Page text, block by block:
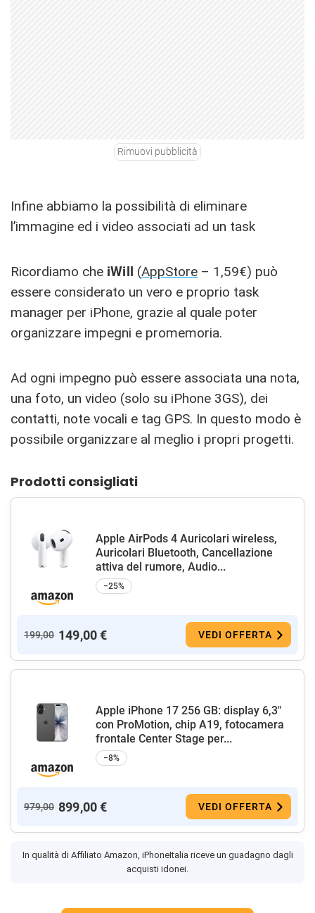
Rimuovi pubblicità
Infine abbiamo la possibilità di eliminare
l’immagine ed i video associati ad un task
Ricordiamo che iWill (AppStore – 1,59€) può
essere considerato un vero e proprio task
manager per iPhone, grazie al quale poter
organizzare impegni e promemoria.
Ad ogni impegno può essere associata una nota,
una foto, un video (solo su iPhone 3GS), dei
contatti, note vocali e tag GPS. In questo modo è
possibile organizzare al meglio i propri progetti.
Prodotti consigliati
Apple AirPods 4 Auricolari wireless,
Auricolari Bluetooth, Cancellazione
attiva del rumore, Audio...
−25%
199,00 149,00 € VEDI OFFERTA
Apple iPhone 17 256 GB: display 6,3"
con ProMotion, chip A19, fotocamera
frontale Center Stage per...
−8%
979,00 899,00 € VEDI OFFERTA
In qualità di Affiliato Amazon, iPhoneItalia riceve un guadagno dagli
acquisti idonei.